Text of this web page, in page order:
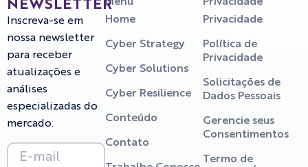
NEWSLETTER
Inscreva-se em
nossa newsletter
para receber
atualizações e
análises
especializadas do
mercado.
Home
Cyber Strategy
Cyber Solutions
Cyber Resilience
Conteúdo
Contato
Privacidade
Política de
Privacidade
Solicitações de
Dados Pessoais
Gerencie seus
Consentimentos
Termo de